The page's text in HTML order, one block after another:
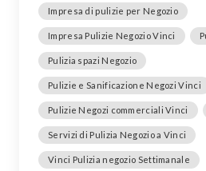
Impresa di pulizie per Negozio
Impresa Pulizie Negozio Vinci
Pulizia spazi Negozio
Pulizie e Sanificazione Negozi Vinci
Pulizie Negozi commerciali Vinci
Servizi di Pulizia Negozio a Vinci
Vinci Pulizia negozio Settimanale